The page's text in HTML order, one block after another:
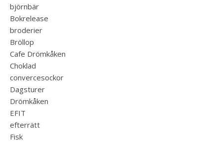
björnbär
Bokrelease
broderier
Bröllop
Cafe Drömkåken
Choklad
convercesockor
Dagsturer
Drömkåken
EFIT
efterrätt
Fisk